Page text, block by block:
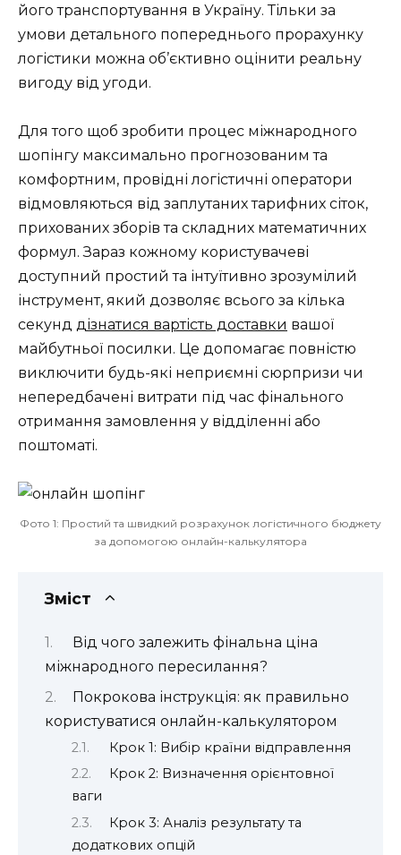
його транспортування в Україну. Тільки за
умови детального попереднього прорахунку
логістики можна об’єктивно оцінити реальну
вигоду від угоди.
Для того щоб зробити процес міжнародного
шопінгу максимально прогнозованим та
комфортним, провідні логістичні оператори
відмовляються від заплутаних тарифних сіток,
прихованих зборів та складних математичних
формул. Зараз кожному користувачеві
доступний простий та інтуїтивно зрозумілий
інструмент, який дозволяє всього за кілька
секунд дізнатися вартість доставки вашої
майбутньої посилки. Це допомагає повністю
виключити будь-які неприємні сюрпризи чи
непередбачені витрати під час фінального
отримання замовлення у відділенні або
поштоматі.
Фото 1: Простий та швидкий розрахунок логістичного бюджету
за допомогою онлайн-калькулятора
Зміст
Від чого залежить фінальна ціна
міжнародного пересилання?
Покрокова інструкція: як правильно
користуватися онлайн-калькулятором
Крок 1: Вибір країни відправлення
Крок 2: Визначення орієнтовної
ваги
Крок 3: Аналіз результату та
додаткових опцій